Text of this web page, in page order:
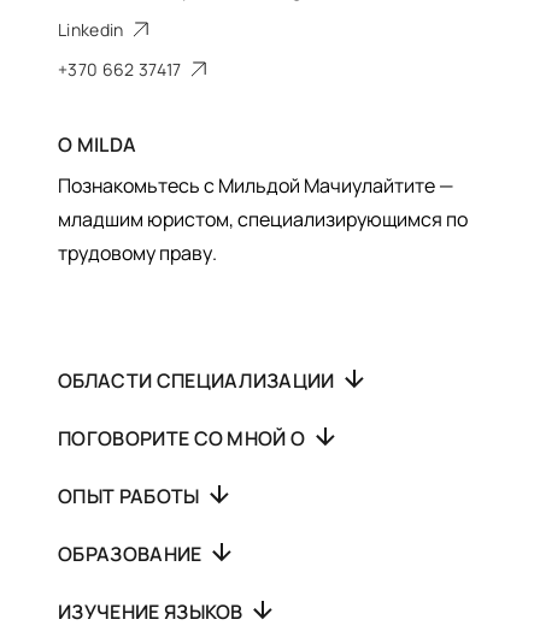
Linkedin
+370 662 37417
О MILDA
Познакомьтесь с Мильдой Мачиулайтите —
младшим юристом, специализирующимся по
трудовому праву.
ОБЛАСТИ СПЕЦИАЛИЗАЦИИ
ПОГОВОРИТЕ СО МНОЙ О
ОПЫТ РАБОТЫ
ОБРАЗОВАНИЕ
ИЗУЧЕНИЕ ЯЗЫКОВ